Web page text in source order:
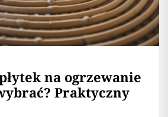
na ogrzewanie
Praktyczny